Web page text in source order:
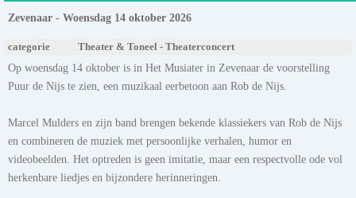
Zevenaar - Woensdag 14 oktober 2026
categorie Theater & Toneel - Theaterconcert
Op woensdag 14 oktober is in Het Musiater in Zevenaar de voorstelling
Puur de Nijs te zien, een muzikaal eerbetoon aan Rob de Nijs.
Marcel Mulders en zijn band brengen bekende klassiekers van Rob de Nijs
en combineren de muziek met persoonlijke verhalen, humor en
videobeelden. Het optreden is geen imitatie, maar een respectvolle ode vol
herkenbare liedjes en bijzondere herinneringen.